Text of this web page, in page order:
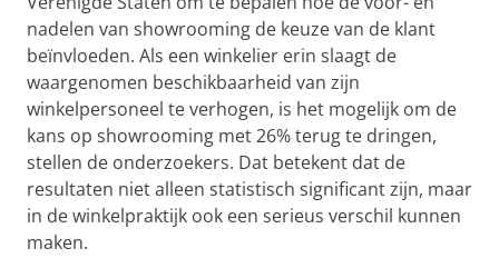
nadelen van showrooming de keuze van de klant
beïnvloeden. Als een winkelier erin slaagt de
waargenomen beschikbaarheid van zijn
winkelpersoneel te verhogen, is het mogelijk om de
kans op showrooming met 26% terug te dringen,
stellen de onderzoekers. Dat betekent dat de
resultaten niet alleen statistisch significant zijn, maar
in de winkelpraktijk ook een serieus verschil kunnen
maken.